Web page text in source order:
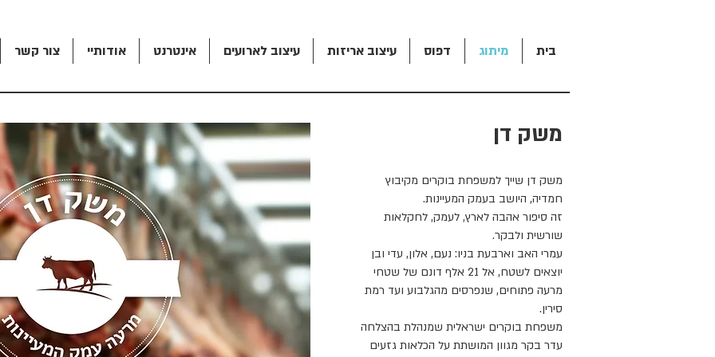
בית מיתוג דפוס עיצוב אריזות עיצוב לארועים אינטרנט אודותיי צור קשר
משק דן
משק דן שייך למשפחת בוקרים מקיבוץ
חמדיה, היושב בעמק המעיינות.
זה סיפור אהבה לארץ, לעמק, לחקלאות
שורשית ולבקר.
עמרי האב וארבעת בניו: נעם, אלון, עדי ובן
יוצאים לשטח, אל 21 אלף דונם של שטחי
מרעה פתוחים, שנפרסים מהגלבוע ועד רמת
סירין.
משפחת בוקרים ישראלית שמנהלת בהצלחה
עדר בקר מגוון המושתת על הכלאות גזעים